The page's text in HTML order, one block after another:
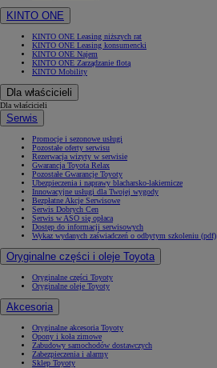
KINTO ONE
KINTO ONE Leasing niższych rat
KINTO ONE Leasing konsumencki
KINTO ONE Najem
KINTO ONE Zarządzanie flotą
KINTO Mobility
Dla właścicieli
Dla właścicieli
Serwis
Promocje i sezonowe usługi
Pozostałe oferty serwisu
Rezerwacja wizyty w serwisie
Gwarancja Toyota Relax
Pozostałe Gwarancje Toyoty
Ubezpieczenia i naprawy blacharsko-lakiernicze
Innowacyjne usługi dla Twojej wygody
Bezpłatne Akcje Serwisowe
Serwis Dobrych Cen
Serwis w ASO się opłaca
Dostęp do informacji serwisowych
Wykaz wydanych zaświadczeń o odbytym szkoleniu (pdf)
Oryginalne części i oleje Toyota
Oryginalne części Toyoty
Oryginalne oleje Toyoty
Akcesoria
Oryginalne akcesoria Toyoty
Opony i koła zimowe
Zabudowy samochodów dostawczych
Zabezpieczenia i alarmy
Sklep Toyoty